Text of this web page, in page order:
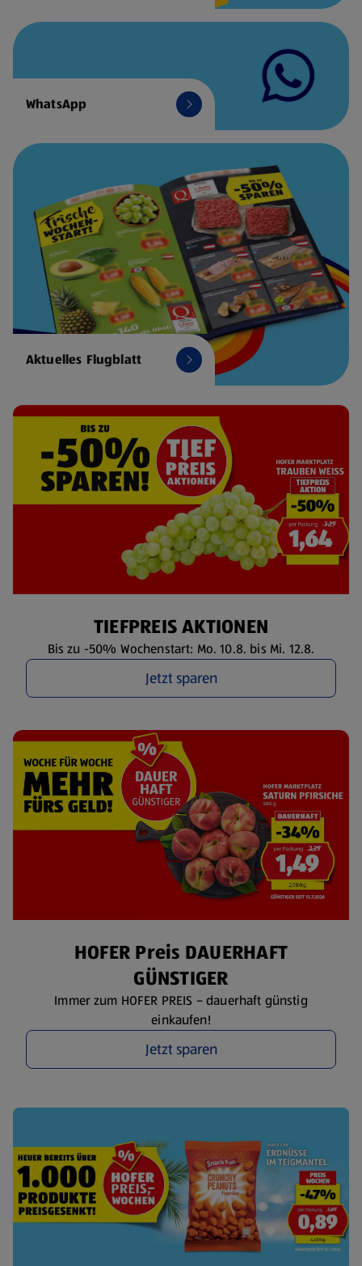
WhatsApp
Aktuelles Flugblatt
TIEFPREIS AKTIONEN
Bis zu -50% Wochenstart: Mo. 10.8. bis Mi. 12.8.
Jetzt sparen
HOFER Preis DAUERHAFT
GÜNSTIGER
Immer zum HOFER PREIS – dauerhaft günstig
einkaufen!
Jetzt sparen